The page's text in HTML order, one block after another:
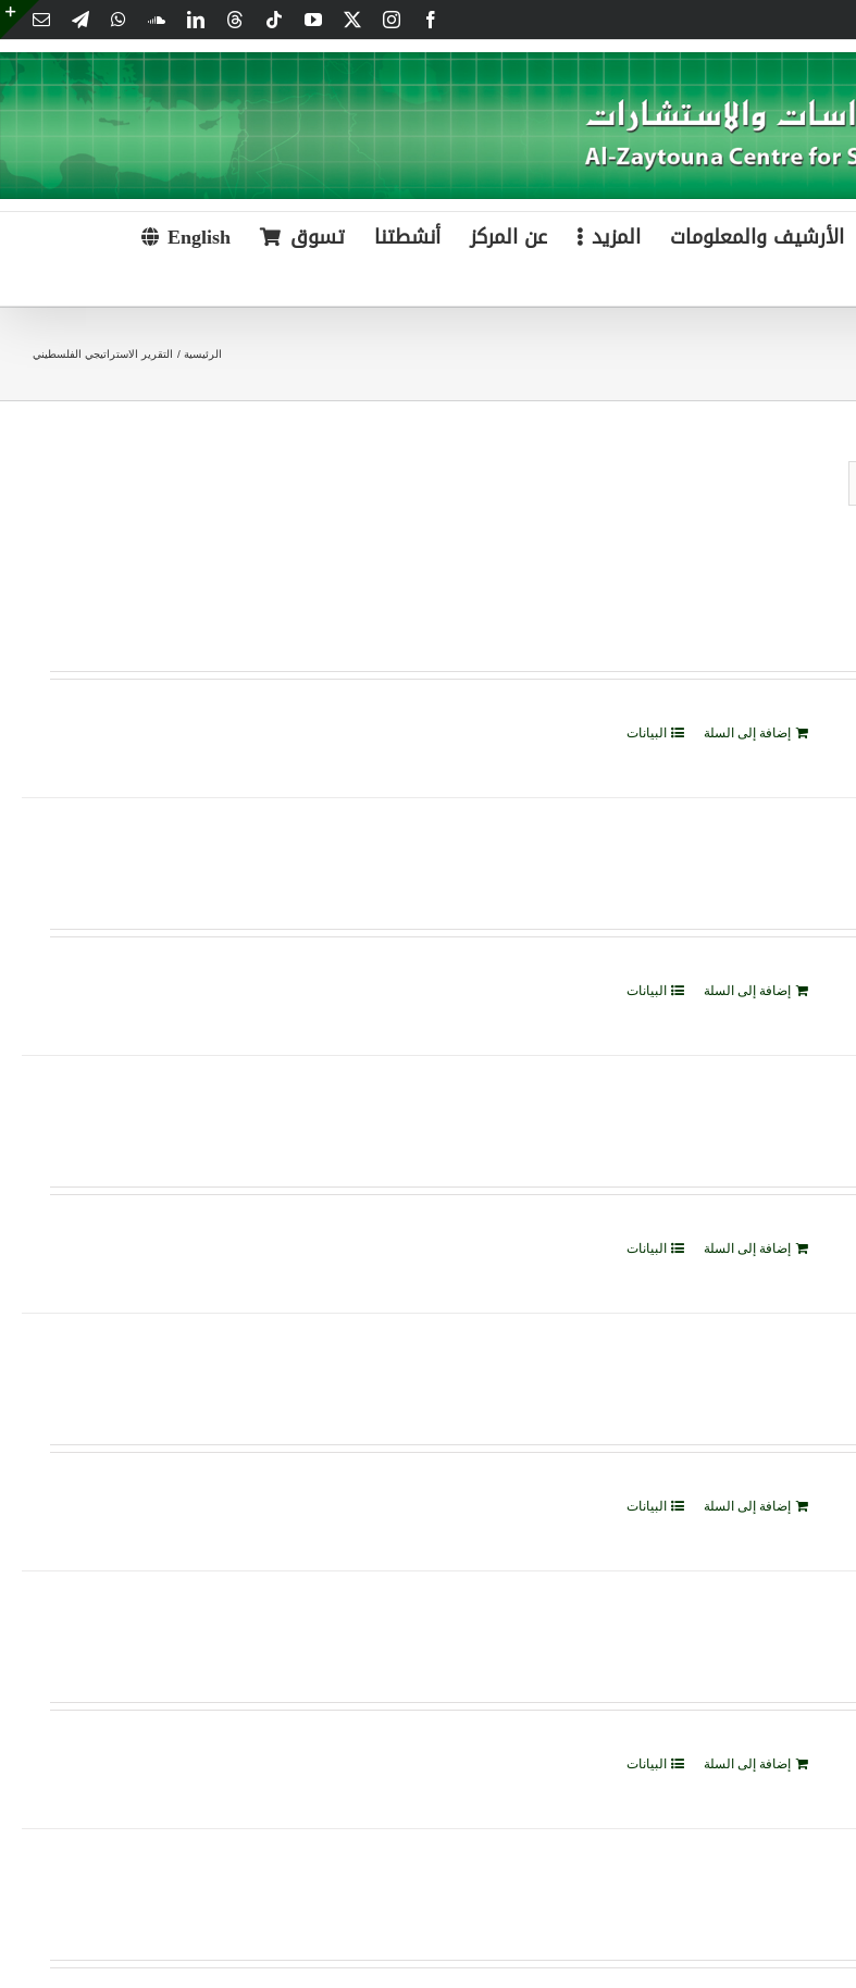
Facebook
Instagram
X
YouTube
Tiktok
Threads
LinkedIn
SoundCloud
WhatsApp
Telegram
الأرشيف والمعلومات المزيد عن المركز أنشطتنا تسوق English
الرئيسية التقرير الاستراتيجي الفلسطيني
إضافة إلى السلة البيانات
إضافة إلى السلة البيانات
إضافة إلى السلة البيانات
إضافة إلى السلة البيانات
إضافة إلى السلة البيانات